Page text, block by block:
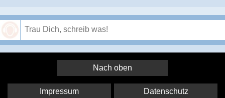
Nach oben
Impressum Datenschutz